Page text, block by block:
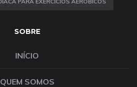
SOBRE
INÍCIO
QUEM SOMOS